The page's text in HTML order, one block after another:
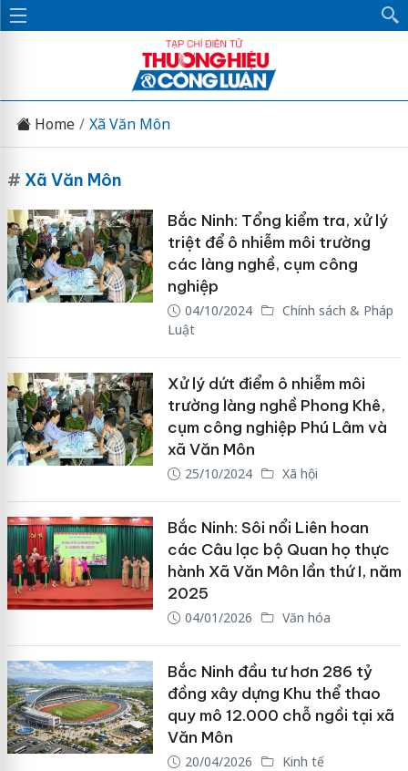
Home Xã Văn Môn
# Xã Văn Môn
Bắc Ninh: Tổng kiểm tra, xử lý
triệt để ô nhiễm môi trường
các làng nghề, cụm công
nghiệp
04/10/2024
Chính sách & Pháp
Luật
Xử lý dứt điểm ô nhiễm môi
trường làng nghề Phong Khê,
cụm công nghiệp Phú Lâm và
xã Văn Môn
25/10/2024 Xã hội
Bắc Ninh: Sôi nổi Liên hoan
các Câu lạc bộ Quan họ thực
hành Xã Văn Môn lần thứ I, năm
2025
04/01/2026 Văn hóa
Bắc Ninh đầu tư hơn 286 tỷ
đồng xây dựng Khu thể thao
quy mô 12.000 chỗ ngồi tại xã
Văn Môn
20/04/2026 Kinh tế